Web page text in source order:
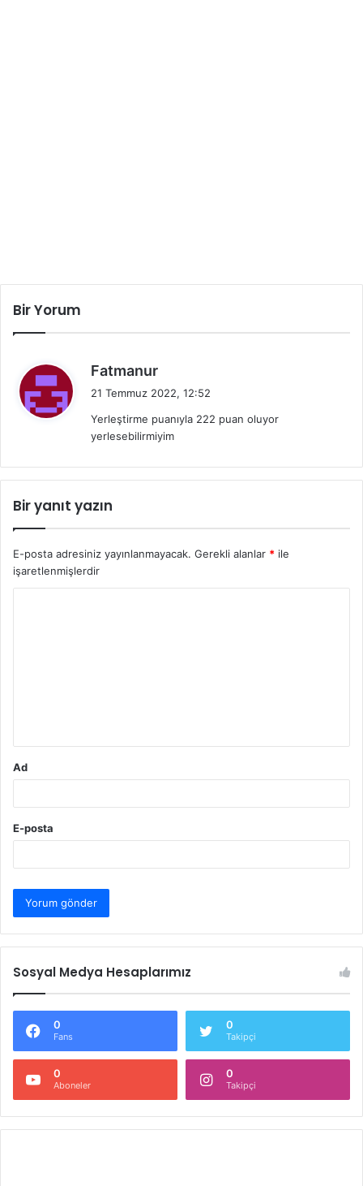
Bir Yorum
Fatmanur
i
k
:
21 Temmuz 2022, 12:52
Yerleştirme puanıyla 222 puan oluyor
yerlesebilirmiyim
Bir yanıt yazın
E-posta adresiniz yayınlanmayacak. Gerekli alanlar * ile
işaretlenmişlerdir
Ad
E-posta
Sosyal Medya Hesaplarımız
0
Fans
0
Takipçi
0
Aboneler
0
Takipçi